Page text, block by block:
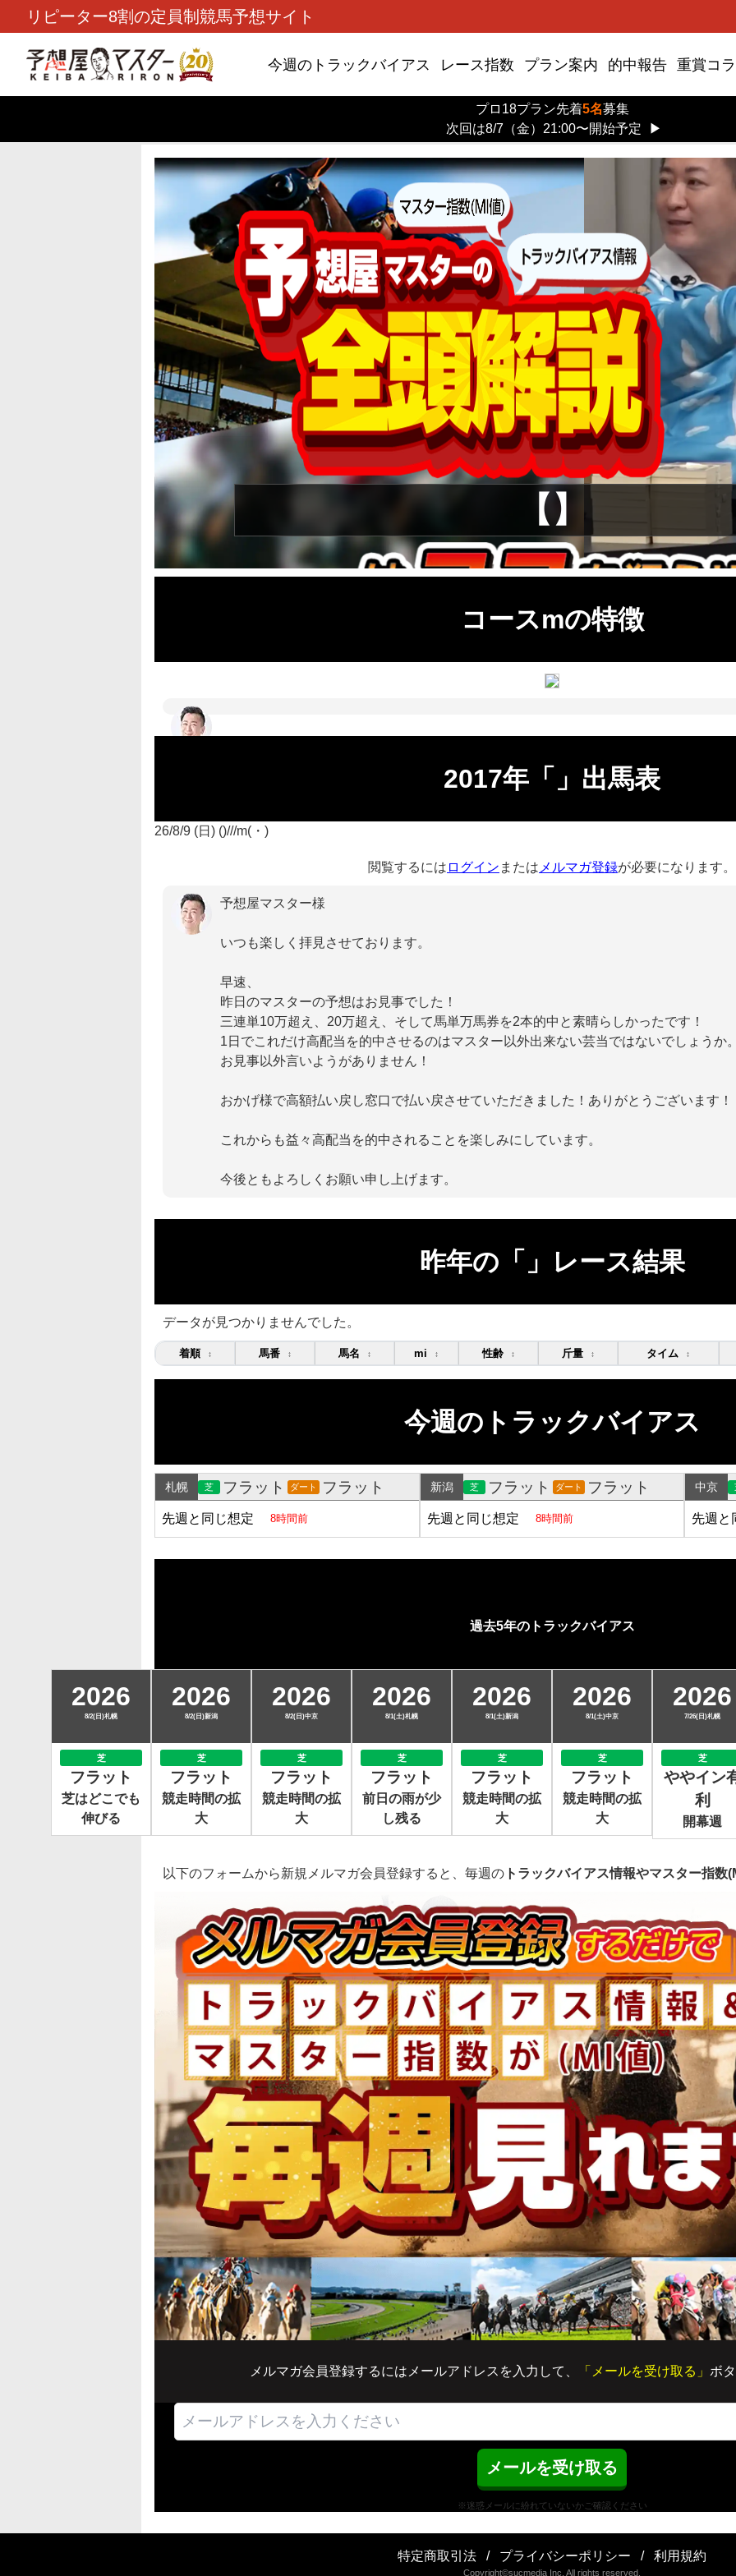
リピーター8割の定員制競馬予想サイト
今週のトラックバイアス レース指数 プラン案内 的中報告 重賞コ
プロ18プラン先着5名募集
次回は8/7（金）21:00〜開始予定
▶
【】
コースmの特徴
2017年「」出馬表
26/8/9 (日) ()///m(・)
閲覧するには ログイン または メルマガ登録が必要になります。
予想屋マスター様
いつも楽しく拝見させております。
早速、
昨日のマスターの予想はお見事でした！
三連単10万超え、20万超え、そして馬単万馬券を2本的中と素晴らしかったです！
1日でこれだけ高配当を的中させるのはマスター以外出来ない芸当ではないでしょうか
お見事以外言いようがありません！
おかげ様で高額払い戻し窓口で払い戻させていただきました！ありがとうございます！
これからも益々高配当を的中されることを楽しみにしています。
今後ともよろしくお願い申し上げます。
昨年の「」レース結果
データが見つかりませんでした。
着順 ↕ 馬番 ↕ 馬名 ↕ mi ↕ 性齢 ↕ 斤量 ↕ タイム ↕
今週のトラックバイアス
札幌 芝 フラット ダート フラット
先週と同じ想定 8時間前
新潟 芝 フラット ダート フラット
先週と同じ想定 8時間前
中京
先週と
過去5年のトラックバイアス
2026
8/2(日)札幌
芝
フラット
芝はどこでも
伸びる
2026
8/2(日)新潟
芝
フラット
競走時間の拡
大
2026
8/2(日)中京
芝
フラット
競走時間の拡
大
2026
8/1(土)札幌
芝
フラット
前日の雨が少
し残る
2026
8/1(土)新潟
芝
フラット
競走時間の拡
大
2026
8/1(土)中京
芝
フラット
競走時間の拡
大
2026
7/26(日)札幌
芝
ややイン
利
開幕週
以下のフォームから新規メルマガ会員登録すると、毎週の トラックバイアス情報やマスター指数
メルマガ会員登録するにはメールアドレスを入力して、 「メールを受け取る」 ボ
※迷惑メールに紛れていないかご確認ください
特定商取引法 / プライバシーポリシー / 利用規約
Copyright©sucmedia Inc. All rights reserved.